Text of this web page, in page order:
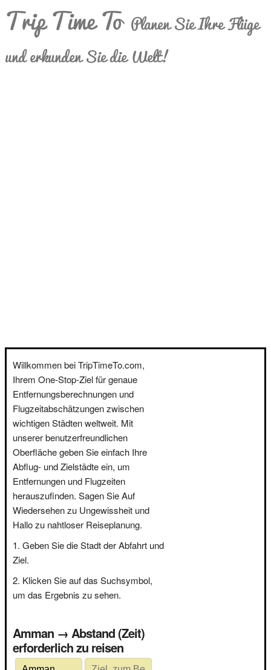
Trip Time To Planen Sie Ihre Flüge
und erkunden Sie die Welt!
Willkommen bei TripTimeTo.com,
Ihrem One-Stop-Ziel für genaue
Entfernungsberechnungen und
Flugzeitabschätzungen zwischen
wichtigen Städten weltweit. Mit
unserer benutzerfreundlichen
Oberfläche geben Sie einfach Ihre
Abflug- und Zielstädte ein, um
Entfernungen und Flugzeiten
herauszufinden. Sagen Sie Auf
Wiedersehen zu Ungewissheit und
Hallo zu nahtloser Reiseplanung.
Geben Sie die Stadt der Abfahrt und
Ziel.
Klicken Sie auf das Suchsymbol,
um das Ergebnis zu sehen.
Amman → Abstand (Zeit)
erforderlich zu reisen